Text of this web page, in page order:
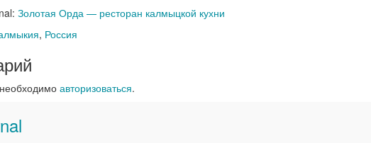
Золотая Орда — ресторан калмыцкой кухни
, Россия
авторизоваться.